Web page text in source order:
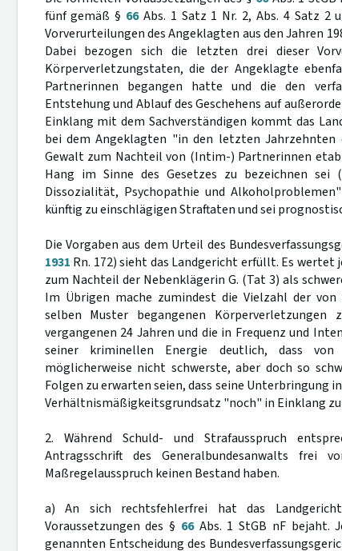
fünf gemäß § 66Abs. 1 Satz 1 Nr. 2, Abs. 4 Satz 2
Vorverurteilungen des Angeklagten aus den Jahren
Dabei bezogen sich die letzten drei dieser
Körperverletzungstaten, die der Angeklagte
Partnerinnen begangen hatte und die den
Entstehung und Ablauf des Geschehens auf
Einklang mit dem Sachverständigen kommt das
bei dem Angeklagten "in den letzten
Gewalt zum Nachteil von (Intim-) Partnerinnen
Hang im Sinne des Gesetzes zu bezeichnen sei
Dissozialität, Psychopathie und
künftig zu einschlägigen Straftaten und sei
Die Vorgaben aus dem Urteil des
1931 Rn. 172) sieht das Landgericht erfüllt. Es
zum Nachteil der Nebenklägerin G. (Tat 3) als
Im Übrigen mache zumindest die Vielzahl der
selben Muster begangenen
vergangenen 24 Jahren und die in Frequenz und
seiner kriminellen Energie deutlich, dass
möglicherweise nicht schwerste, aber doch so
Folgen zu erwarten seien, dass seine Unterbringung
Verhältnismäßigkeitsgrundsatz "noch" in Einklang zu
2. Während Schuld- und Strafausspruch
Antragsschrift des Generalbundesanwalts frei
Maßregelausspruch keinen Bestand haben.
a) An sich rechtsfehlerfrei hat das
Voraussetzungen des § 66Abs. 1 StGB nF bejaht.
genannten Entscheidung des